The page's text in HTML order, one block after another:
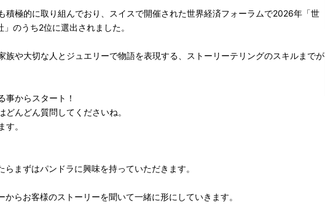
積極的に取り組んでおり、スイスで開催された世界経済フォーラムで2026年「世
のうち2位に選出されました。
族や大切な人とジュエリーで物語を表現する、ストーリーテリングのスキルまでが
事からスタート！
んどん質問してくださいね。
。
まずはパンドラに興味を持っていただきます。
らお客様のストーリーを聞いて一緒に形にしていきます。